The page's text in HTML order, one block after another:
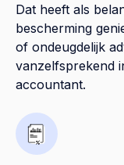
Dat heeft als
bescherming
of ondeugdelijk
vanzelfsprekend
accountant.